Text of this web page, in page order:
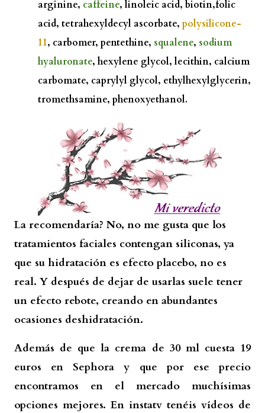
arginine, caffeine, linoleic acid, biotin,folic
acid, tetrahexyldecyl ascorbate, polysilicone-
11, carbomer, pentethine, squalene, sodium
hyaluronate, hexylene glycol, lecithin, calcium
carbomate, caprylyl glycol, ethylhexylglycerin,
tromethsamine, phenoxyethanol.
La recomendaría? No, no me gusta que los
tratamientos faciales contengan siliconas, ya
que su hidratación es efecto placebo, no es
real. Y después de dejar de usarlas suele tener
un efecto rebote, creando en abundantes
ocasiones deshidratación.
Además de que la crema de 30 ml cuesta 19
euros en Sephora y que por ese precio
encontramos en el mercado muchísimas
opciones mejores. En instatv tenéis vídeos de